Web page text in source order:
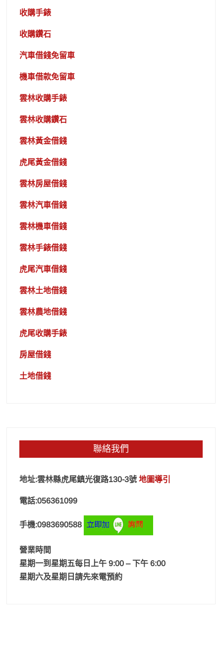
收購手錶
收購鑽石
汽車借錢免留車
機車借款免留車
雲林收購手錶
雲林收購鑽石
雲林黃金借錢
虎尾黃金借錢
雲林房屋借錢
雲林汽車借錢
雲林機車借錢
雲林手錶借錢
虎尾汽車借錢
雲林土地借錢
雲林農地借錢
虎尾收購手錶
房屋借錢
土地借錢
聯絡我們
地址:雲林縣虎尾鎮光復路130-3號地圖導引
電話:056361099
手機:0983690588
營業時間
星期一到星期五每日上午 9:00 – 下午 6:00
星期六及星期日請先來電預約